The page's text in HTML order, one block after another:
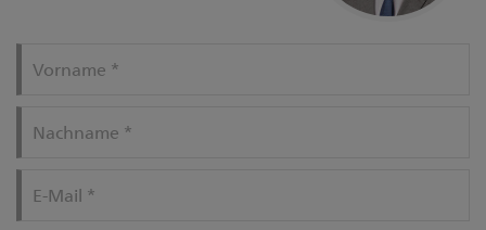
Vorname *
Nachname *
E-Mail *